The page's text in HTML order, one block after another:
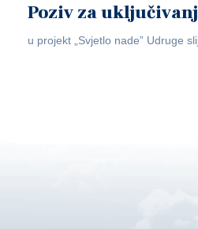
Poziv za
u projekt „Svjetlo nade” Udruge